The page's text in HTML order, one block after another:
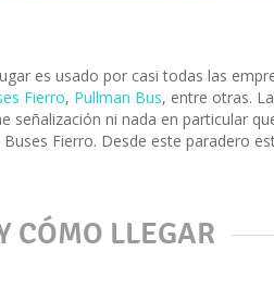
es usado por casi todas las
Fierro, Pullman Bus, entre otras.
ni nada en particular
Fierro. Desde este paradero
CÓMO LLEGAR